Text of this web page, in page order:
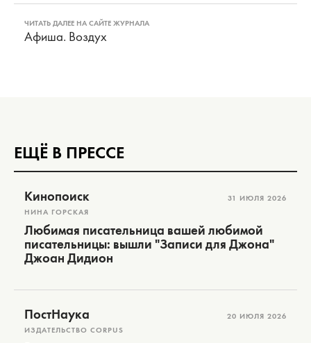
ЧИТАТЬ ДАЛЕЕ НА САЙТЕ ЖУРНАЛА
Афиша. Воздух
ЕЩЁ В ПРЕССЕ
Кинопоиск
НИНА ГОРСКАЯ
31 ИЮЛЯ 2026
Любимая писательница вашей любимой
писательницы: вышли "Записи для Джона"
Джоан Дидион
ПостНаука
ИЗДАТЕЛЬСТВО CORPUS
20 ИЮЛЯ 2026